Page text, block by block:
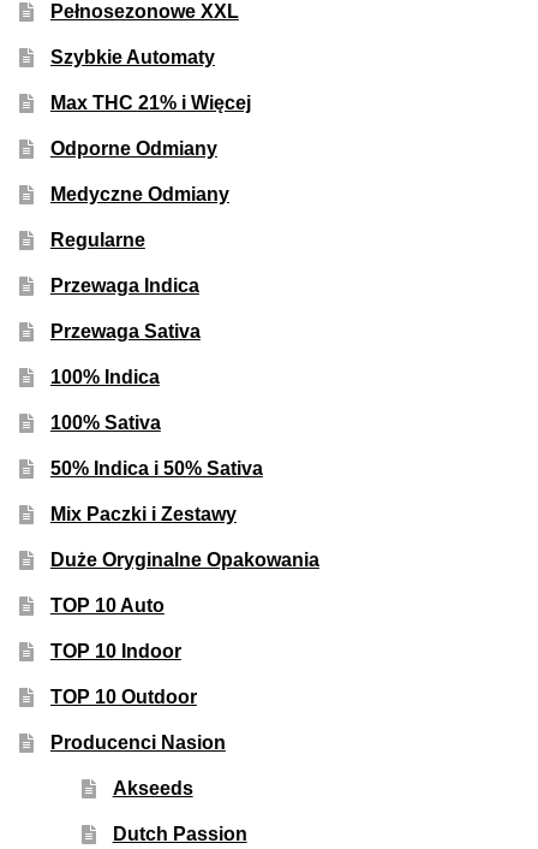
TOP 10 Indoor
TOP 10 Outdoor
Producenci Nasion
Fajki Wodne
Informacje
Blog
GRATIS
PROMOCJA 500 Plus
Formy i Koszt Wysyłki
Odbiór Osobisty
Pełnosezonowe XXL
Szybkie Automaty
Max THC 21% i Więcej
Odporne Odmiany
Medyczne Odmiany
Regularne
Przewaga Indica
Przewaga Sativa
100% Indica
100% Sativa
50% Indica i 50% Sativa
Mix Paczki i Zestawy
Duże Oryginalne Opakowania
TOP 10 Auto
TOP 10 Indoor
TOP 10 Outdoor
Producenci Nasion
Akseeds
Dutch Passion